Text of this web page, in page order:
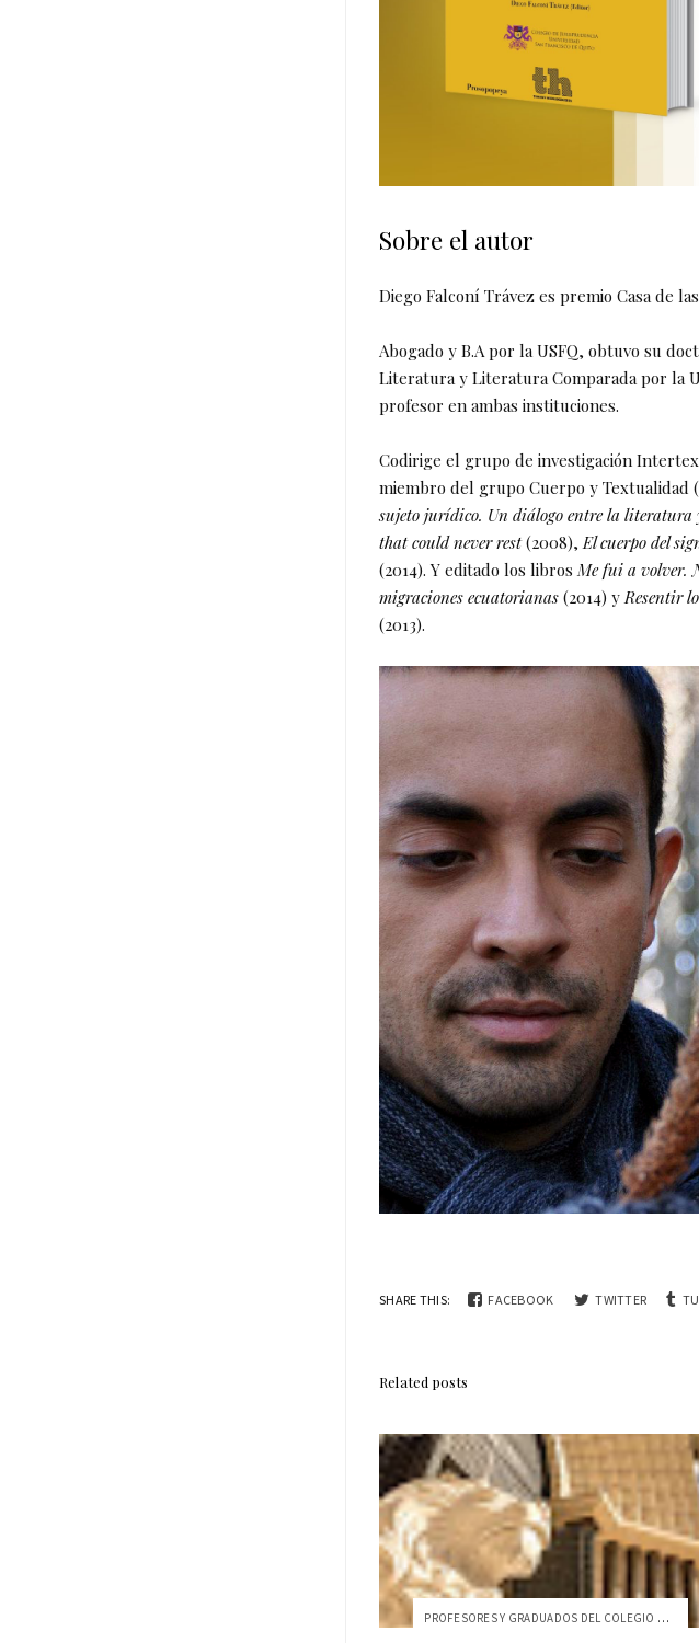
Sobre el autor
Diego Falconí Trávez es premio Casa de
Abogado y B.A por la USFQ, obtuvo su
Literatura y Literatura Comparada por la
profesor en ambas instituciones.
Codirige el grupo de investigación
miembro del grupo Cuerpo y Textualidad
sujeto jurídico. Un diálogo entre la literatura
that could never rest(2008), El cuerpo del
(2014). Y editado los libros Me fui a volver.
migraciones ecuatorianas (2014) y Resentir
(2013).
SHARE THIS: FACEBOOK TWITTER
Related posts
PROFESORES Y GRADUADOS DEL COLEGIO DE JU...